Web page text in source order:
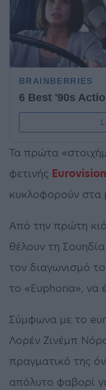
Τα πρώτα
φετινής Eurovision
κυκλοφορούν στα
Από την πρώτη
θέλουν τη
τον διαγωνισμό
το «Euphoria», να
Σύμφωνα με το
Λορέν Ζινέμπ
πραγματικό της
απόλυτο φαβορί